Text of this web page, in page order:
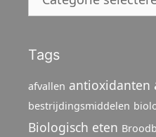
Tags
afvallen antioxidanten
bestrijdingsmiddelen
Biologisch eten